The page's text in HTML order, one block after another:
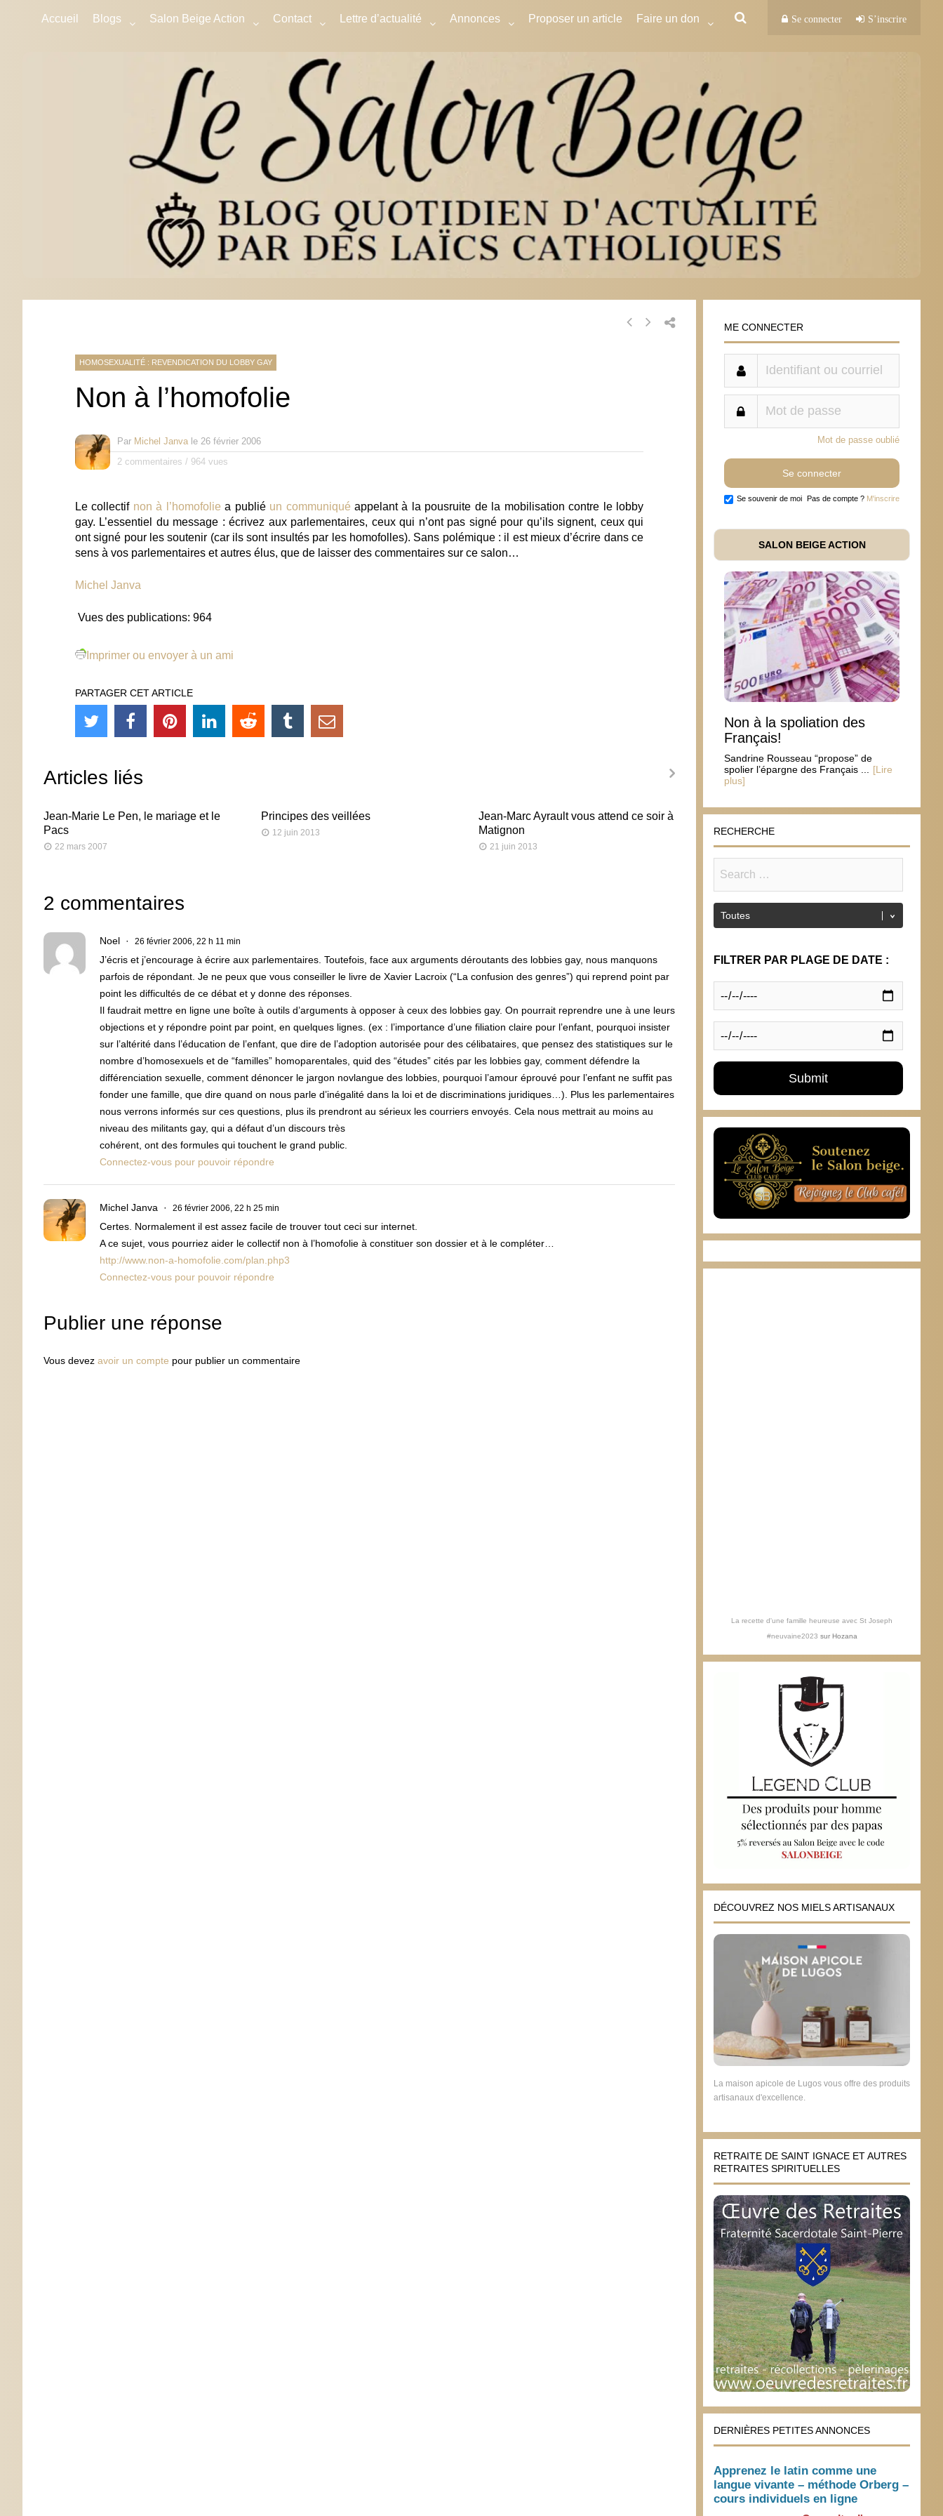
Accueil Blogs Salon Beige Action Contact Lettre d’actualité Annonces Proposer un article Faire un don Se connecter S’inscrire
HOMOSEXUALITÉ : REVENDICATION DU LOBBY GAY
Non à l’homofolie
Par Michel Janva le 26 février 2006
2 commentaires / 964 vues
Le collectif non à l’homofolie a publié un communiqué appelant à la pousruite de la mobilisation contre le lobby
gay. L’essentiel du message :écrivez aux parlementaires, ceux qui n’ont pas signé pour qu’ils signent, ceux qui
ont signé pour les soutenir (car ils sont insultés par les homofolles). Sans polémique : il est mieux d’écrire dans ce
sens à vos parlementaires et autres élus, que de laisser des commentaires sur ce salon…
Michel Janva
Vues des publications: 964
Imprimer ou envoyer à un ami
PARTAGER CET ARTICLE
Articles liés
Jean-Marie Le Pen, le mariage et le
Pacs
22 mars 2007
Principes des veillées
12 juin 2013
Jean-Marc Ayrault vous attend ce soir à
Matignon
21 juin 2013
Les militants LGBT n’aiment la
démocratie que lorsqu’elle sert leurs
intérêts
15 octobre 2013
2 commentaires
Noel 26 février 2006, 22 h 11 min
J’écris et j’encourage à écrire aux parlementaires. Toutefois, face aux arguments déroutants des lobbies gay, nous manquons
parfois de répondant. Je ne peux que vous conseiller le livre de Xavier Lacroix (“La confusion des genres”) qui reprend point par
point les difficultés de ce débat et y donne des réponses.
Il faudrait mettre en ligne une boîte à outils d’arguments à opposer à ceux des lobbies gay. On pourrait reprendre une à une leurs
objections et y répondre point par point, en quelques lignes. (ex : l’importance d’une filiation claire pour l’enfant, pourquoi insister
sur l’altérité dans l’éducation de l’enfant, que dire de l’adoption autorisée pour des célibataires, que pensez des statistiques sur le
nombre d’homosexuels et de “familles” homoparentales, quid des “études” cités par les lobbies gay, comment défendre la
différenciation sexuelle, comment dénoncer le jargon novlangue des lobbies, pourquoi l’amour éprouvé pour l’enfant ne suffit pas
fonder une famille, que dire quand on nous parle d’inégalité dans la loi et de discriminations juridiques…). Plus les parlementaires
nous verrons informés sur ces questions, plus ils prendront au sérieux les courriers envoyés. Cela nous mettrait au moins au
niveau des militants gay, qui a défaut d’un discours très
cohérent, ont des formules qui touchent le grand public.
Connectez-vous pour pouvoir répondre
Michel Janva 26 février 2006, 22 h 25 min
Certes. Normalement il est assez facile de trouver tout ceci sur internet.
A ce sujet, vous pourriez aider le collectif non à l’homofolie à constituer son dossier et à le compléter…
http://www.non-a-homofolie.com/plan.php3
Connectez-vous pour pouvoir répondre
Publier une réponse
Vous devez avoir un compte pour publier un commentaire
ME CONNECTER
Mot de passe oublié
Se souvenir de moi Pas de compte ? M'inscrire
SALON BEIGE ACTION
Non à la spoliation des
Français!
Sandrine Rousseau “propose” de
spolier l’épargne des Français ...
[Lire
plus]
RECHERCHE
FILTRER PAR PLAGE DE DATE :
La recette d'une famille heureuse avec St Joseph
#neuvaine2023 sur Hozana
DÉCOUVREZ NOS MIELS ARTISANAUX
La maison apicole de Lugos vous offre des produits
artisanaux d'excellence.
RETRAITE DE SAINT IGNACE ET AUTRES
RETRAITES SPIRITUELLES
DERNIÈRES PETITES ANNONCES
Apprenez le latin comme une
langue vivante – méthode Orberg –
cours individuels en ligne